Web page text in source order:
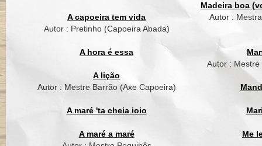
A capoeira tem vida
Autor : Pretinho (Capoeira Abada)
A hora é essa
A lição
Autor : Mestre Barrão (Axe Capoeira)
A maré 'ta cheia ioio
A maré a maré
Madeira boa
Autor :
Autor :
Me
Zumbi foi guerreiro
Grande lider
Aruanda aruandé,
Aruanda aruandé,